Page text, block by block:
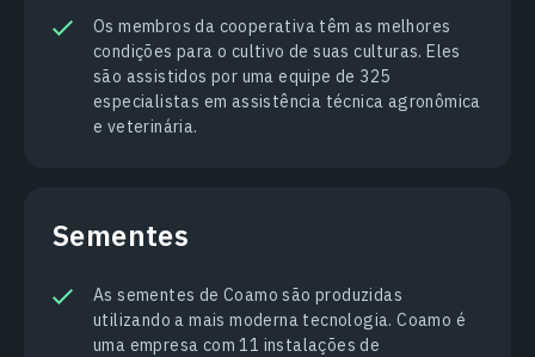
Os membros da cooperativa têm as melhores
condições para o cultivo de suas culturas. Eles
são assistidos por uma equipe de 325
especialistas em assistência técnica agronômica
e veterinária.
Sementes
As sementes de Coamo são produzidas
utilizando a mais moderna tecnologia. Coamo é
uma empresa com 11 instalações de